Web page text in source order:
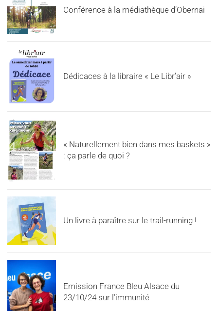
Conférence à la médiathèque d’Obernai
Dédicaces à la libraire « Le Libr’air »
« Naturellement bien dans mes baskets »
: ça parle de quoi ?
Un livre à paraître sur le trail-running !
Emission France Bleu Alsace du
23/10/24 sur l’immunité